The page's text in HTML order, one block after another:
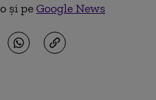
și peGoogle News